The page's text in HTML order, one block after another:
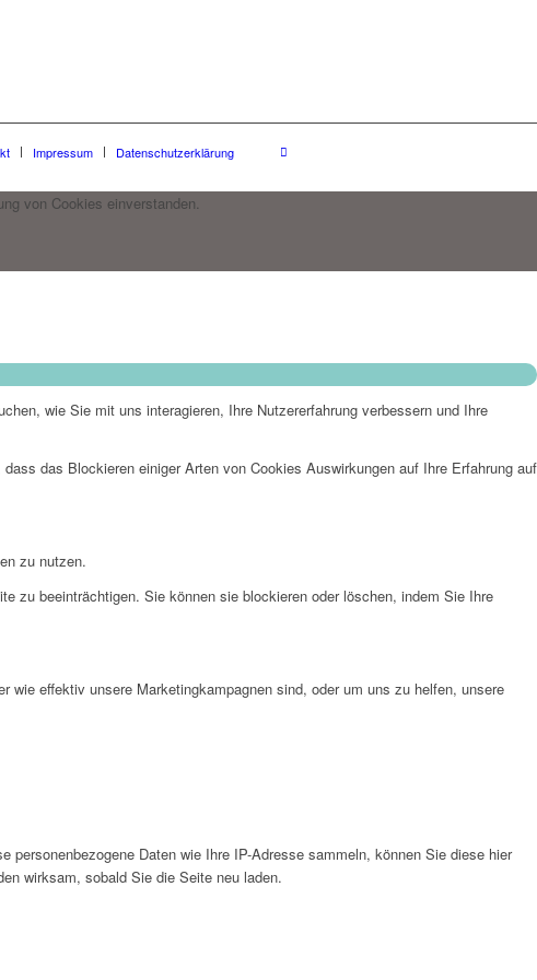
Impressum Datenschutzerklärung
von Cookies einverstanden.
wie Sie mit uns interagieren, Ihre Nutzererfahrung verbessern und Ihre
das Blockieren einiger Arten von Cookies Auswirkungen auf Ihre Erfahrung auf
zu nutzen.
zu beeinträchtigen. Sie können sie blockieren oder löschen, indem Sie Ihre
wie effektiv unsere Marketingkampagnen sind, oder um uns zu helfen, unsere
Daten wie Ihre IP-Adresse sammeln, können Sie diese hier
wirksam, sobald Sie die Seite neu laden.